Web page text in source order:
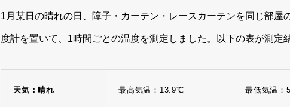
1月某日の晴れの日、障子・カーテン・レースカーテンを同じ部屋
度計を置いて、1時間ごとの温度を測定しました。以下の表が測定
天気：晴れ 最高気温：13.9℃ 最低気温